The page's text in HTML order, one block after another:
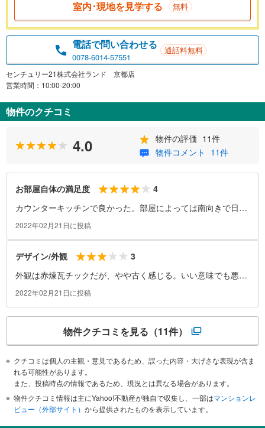
室内･現地を見学する 無料
電話で問い合わせる
0078-6014-57551
通話料無料
センチュリー21株式会社ランド 京都店
営業時間：10:00-20:00
物件のクチコミ
4.0 物件の評価 11件
物件コメント
11件
お部屋自体の満足度
4
カウンターキッチンで良かった。部屋によっては南向きで日当
たりも良し。
2022年02月21日に投稿
デザイン/外観
3
外観は赤煉瓦チックだが、やや古く感じる。いい意味でも悪い
意味でも建物自体は目立つ。
2022年02月21日に投稿
物件クチコミを見る （11件）
クチコミは個人の主観・意見であるため、誤った内容・大げさな表現が含ま
れる可能性があります。
また、投稿時点の情報であるため、現況とは異なる場合があります。
物件クチコミ情報は主にYahoo!不動産が独自で収集し、一部はマンションレ
ビュー（外部サイト） から提供されたものを表示しています。